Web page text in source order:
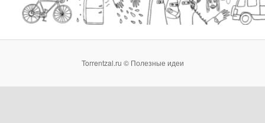
Torrentzal.ru © Полезные идеи